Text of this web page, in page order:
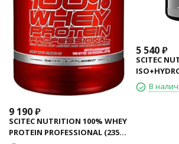
9 190₽
SCITEC NUTRITION 100% WHEY
PROTEIN PROFESSIONAL (2350
5 540₽
SCITEC
В